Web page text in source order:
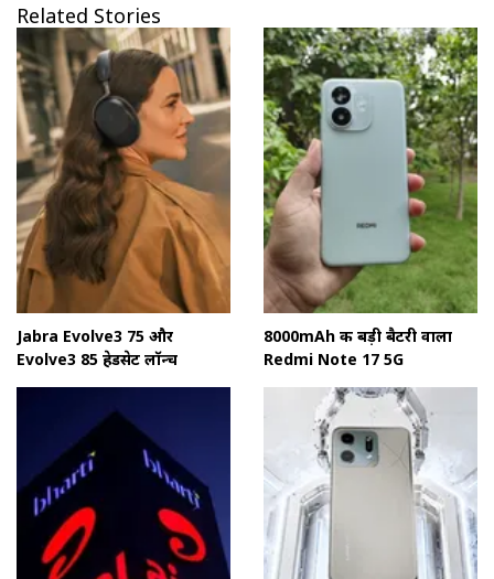
Related Stories
Jabra Evolve3 75 और
Evolve3 85 हेडसेट लॉन्च
8000mAh की बड़ी बैटरी वाला
Redmi Note 17 5G